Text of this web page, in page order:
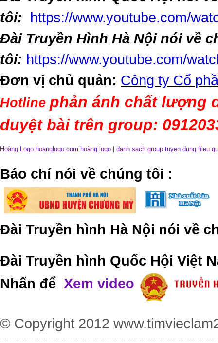
tôi:
https://www.youtube.com/
Đài Truyền Hình Hà Nội nói về
tôi: https://www.youtube.com/
Đơn vị chủ quản: Công ty Cổ
Hotline phản ánh chất lượng
duyệt bài trên group:
Hoàng Logo hoanglogo.com hoàng logo danh sach group tuyen dung hieu
​Báo chí nói về chúng tôi :
Đài Truyền hình Hà Nội nói về
Đài Truyền hình Quốc Hội Việt
Nhấn để Xem video
© Copyright 2012